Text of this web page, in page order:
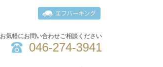
お気軽にお問い合わせご相談ください
046-274-3941